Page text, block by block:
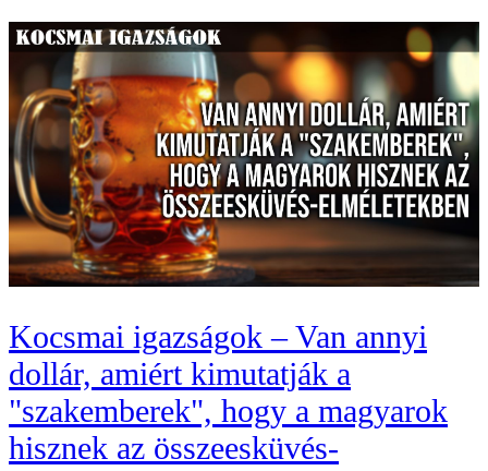
Kocsmai igazságok – Van annyi
dollár, amiért kimutatják a
"szakemberek", hogy a magyarok
hisznek az összeesküvés-